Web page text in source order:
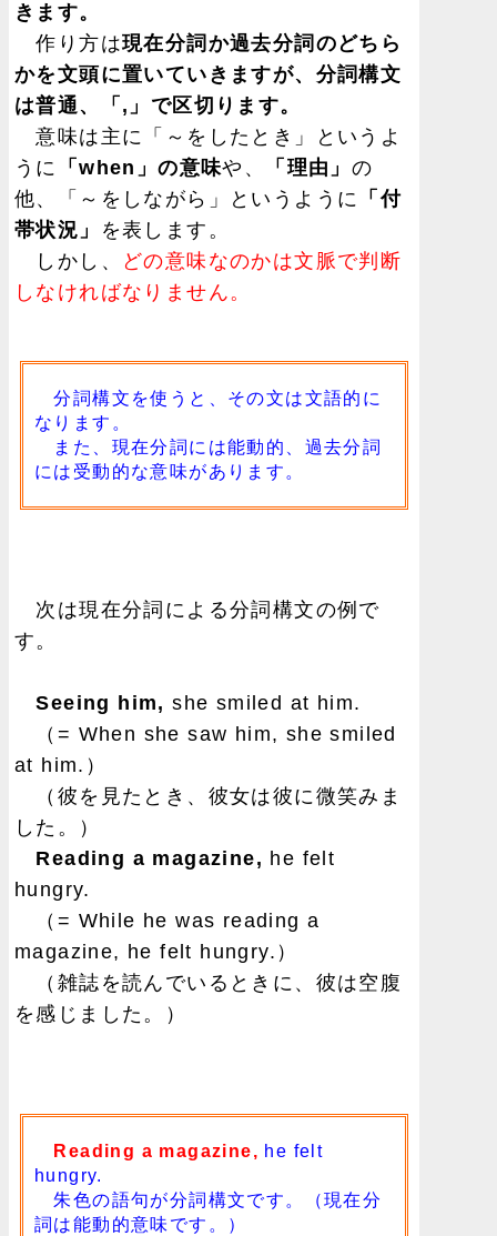
きます。
作り方は現在分詞か過去分詞のどちら
かを文頭に置いていきますが、分詞構文
は普通、「,」で区切ります。
意味は主に「～をしたとき」というよ
うに
「when」の意味や、 「理由」 の
他、「～をしながら」というように 「付
帯状況」
を表します。
しかし、 どの意味なのかは文脈で判断
しなければなりません。
分詞構文を使うと、その文は文語的に
なります。
また、現在分詞には能動的、過去分詞
には受動的な意味があります。
次は現在分詞による分詞構文の例で
す。
Seeing him, she smiled at him.
（= When she saw him, she smiled
at him.）
（彼を見たとき、彼女は彼に微笑みま
した。）
Reading a magazine, he felt
hungry.
（= While he was reading a
magazine, he felt hungry.）
（雑誌を読んでいるときに、彼は空腹
を感じました。）
Reading a magazine, he felt
hungry.
朱色の語句が分詞構文です。（現在分
詞は能動的意味です。）